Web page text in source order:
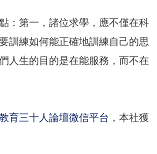
：第一，諸位求學，應不僅在科
訓練如何能正確地訓練自己的思
人生的目的是在能服務，而不在
育三十人論壇微信平台 ，本社獲